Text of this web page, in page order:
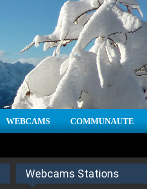
WEBCAMS COMMUNAUTE
Webcams Stations